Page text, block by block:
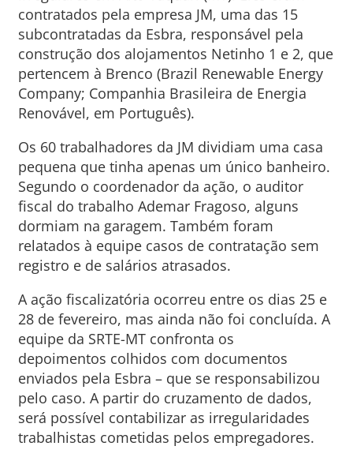
contratados pela empresa JM, uma das 15
subcontratadas da Esbra, responsável pela
construção dos alojamentos Netinho 1 e 2, que
pertencem à Brenco (Brazil Renewable Energy
Company; Companhia Brasileira de Energia
Renovável, em Português).
Os 60 trabalhadores da JM dividiam uma casa
pequena que tinha apenas um único banheiro.
Segundo o coordenador da ação, o auditor
fiscal do trabalho Ademar Fragoso, alguns
dormiam na garagem. Também foram
relatados à equipe casos de contratação sem
registro e de salários atrasados.
A ação fiscalizatória ocorreu entre os dias 25 e
28 de fevereiro, mas ainda não foi concluída. A
equipe da SRTE-MT confronta os
depoimentos colhidos com documentos
enviados pela Esbra – que se responsabilizou
pelo caso. A partir do cruzamento de dados,
será possível contabilizar as irregularidades
trabalhistas cometidas pelos empregadores.